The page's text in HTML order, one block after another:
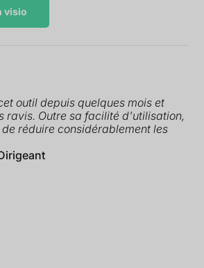
visio
outil depuis quelques mois et
ravis. Outre sa facilité d'utilisation,
réduire considérablement les